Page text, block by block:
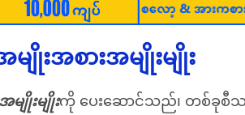
မျိုးအစားအမျိုးမျိုး
မျိုးမျိုးကို ပေးဆောင်သည်၊ တစ်ခုစီ